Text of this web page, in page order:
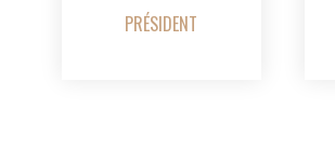
PRÉSIDENT